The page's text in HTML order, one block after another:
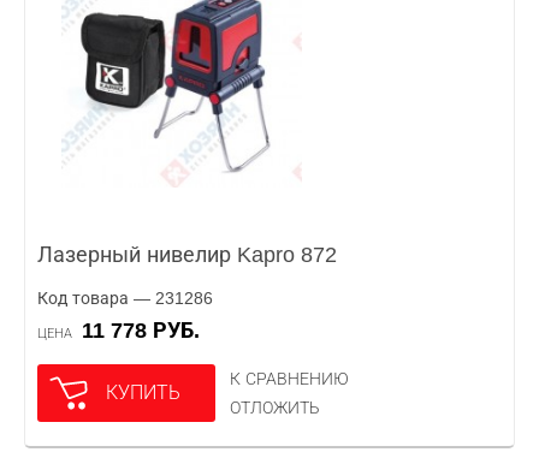
Лазерный нивелир Kapro 872
Код товара — 231286
ЦЕНА 11 778 РУБ.
КУПИТЬ
К СРАВНЕНИЮ
ОТЛОЖИТЬ